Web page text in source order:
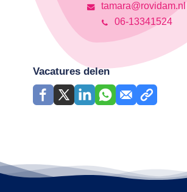
tamara@rovidam.nl
06-13341524
Vacatures delen